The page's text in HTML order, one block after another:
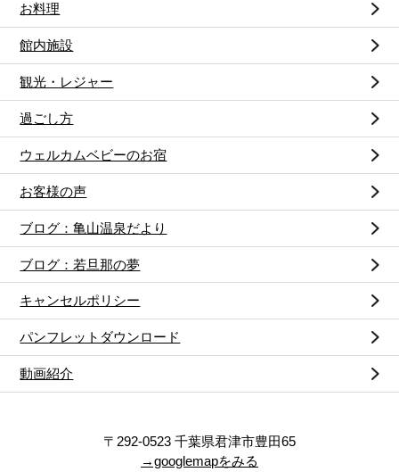
お料理
館内施設
観光・レジャー
過ごし方
ウェルカムベビーのお宿
お客様の声
ブログ：亀山温泉だより
ブログ：若旦那の夢
キャンセルポリシー
パンフレットダウンロード
動画紹介
〒292-0523 千葉県君津市豊田65
→googlemapをみる